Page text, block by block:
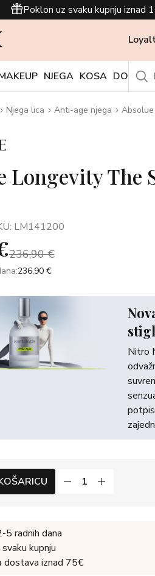
Poklon uz svaku kupnju iznad
NJEGA KOSA DODACI
Njega lica Anti-age njega
Longevity The
LM141200
236,90 €
236,90 €
Nitro
radnih dana
kupnju
dostava iznad 75€